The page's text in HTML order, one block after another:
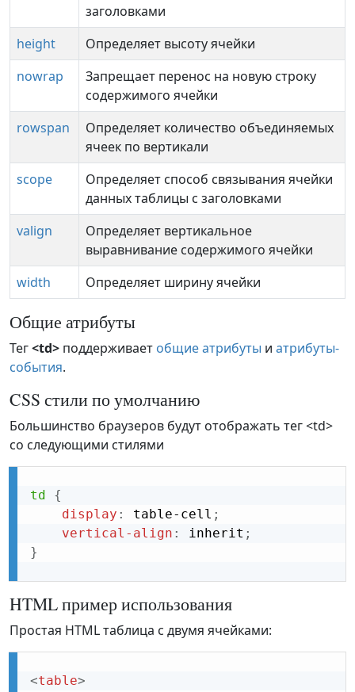
заголовками
height
Определяет высоту ячейки
nowrap
Запрещает перенос на новую строку
содержимого ячейки
rowspan
Определяет количество объединяемых
ячеек по вертикали
scope
Определяет способ связывания ячейки
данных таблицы с заголовками
valign
Определяет вертикальное
выравнивание содержимого ячейки
width
Определяет ширину ячейки
Общие атрибуты
Тег<td> поддерживает общие атрибуты и атрибуты-
события.
CSS стили по умолчанию
Большинство браузеров будут отображать тег <td>
со следующими стилями
td
{
display : table-cell ;
vertical-align : inherit ;
}
HTML пример использования
Простая HTML таблица с двумя ячейками:
<table>